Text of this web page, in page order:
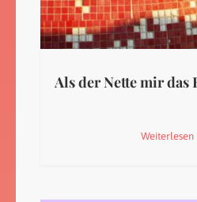
Als der Nette mir das
Weiterlesen